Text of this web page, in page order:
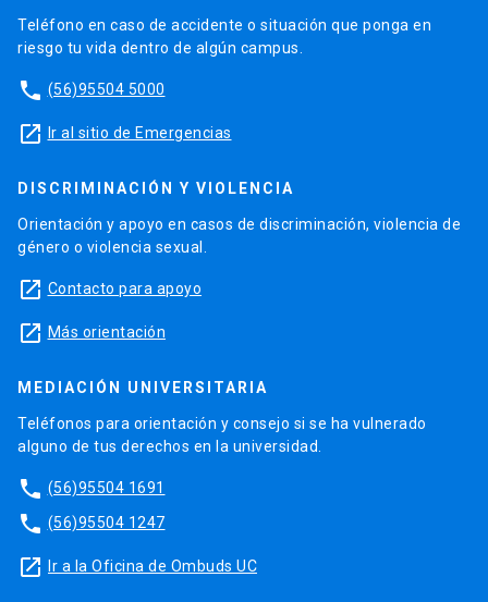
Teléfono en caso de accidente o situación que ponga en
riesgo tu vida dentro de algún campus.
phone (56)95504 5000
launch Ir al sitio de Emergencias
DISCRIMINACIÓN Y VIOLENCIA
Orientación y apoyo en casos de discriminación, violencia de
género o violencia sexual.
launch Contacto para apoyo
launch Más orientación
MEDIACIÓN UNIVERSITARIA
Teléfonos para orientación y consejo si se ha vulnerado
alguno de tus derechos en la universidad.
phone (56)95504 1691
phone (56)95504 1247
launch Ir a la Oficina de Ombuds UC